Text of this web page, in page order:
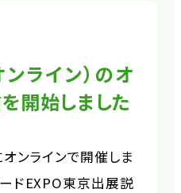
ライン）のオ
開始しました
ンラインで開催しま
ードEXPO東京出展説